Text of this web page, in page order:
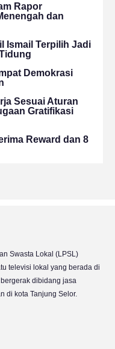
Rapor
dan
Ismail Terpilih Jadi
Demokrasi
Sesuai Aturan
Gratifikasi
Reward dan 8
Swasta Lokal (LPSL)
televisi lokal yang berada di
dibidang jasa
di kota Tanjung Selor.